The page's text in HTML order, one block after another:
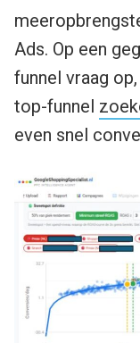
Ads. Op een
funnel vraag
top-funnel
even snel